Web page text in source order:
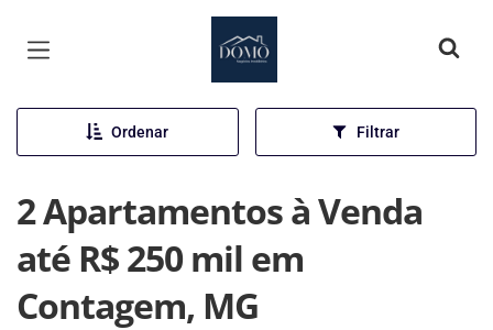
Página inicial
Ordenar Filtrar
2 Apartamentos à Venda
até R$ 250 mil em
Contagem, MG